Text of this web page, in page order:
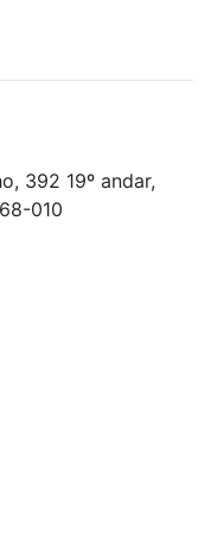
392 19º andar,
010